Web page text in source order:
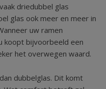
driedubbel glas
glas ook meer en meer in
uw ramen
koopt bijvoorbeeld een
het overwegen waard.
dubbelglas. Dit komt